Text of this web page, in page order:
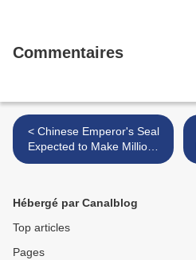
Commentaires
< Chinese Emperor's Seal
Expected to Make Millions
at Bonhams
Hébergé par Canalblog
Top articles
Pages